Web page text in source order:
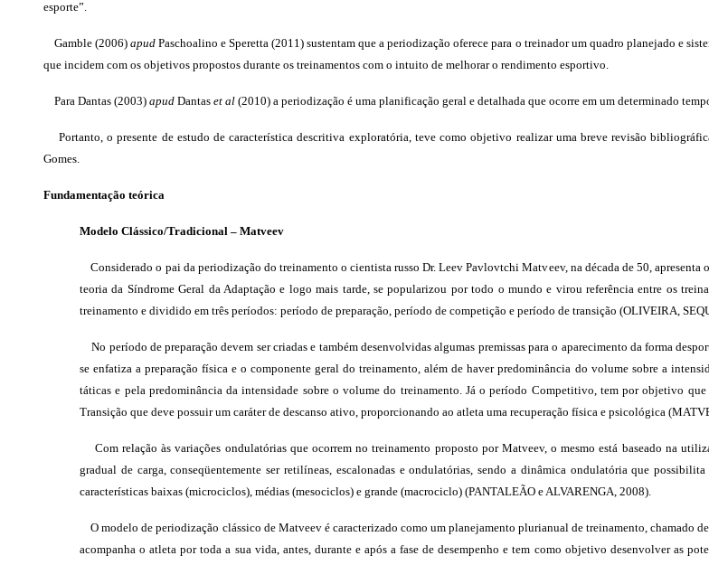
esporte”.
Gamble (2006)apud Paschoalino e Speretta (2011) sustentam que a periodização oferece para o treinador um quadro planejado e
que incidem com os objetivos propostos durante os treinamentos com o intuito de melhorar o rendimento esportivo.
Para Dantas (2003) apud Dantas et al (2010) a periodização é uma planificação geral e detalhada que ocorre em um determinado
Portanto, o presente de estudo de característica descritiva exploratória, teve como objetivo realizar uma breve revisão
Gomes.
Fundamentação teórica
Modelo Clássico/Tradicional – Matveev
Considerado o pai da periodização do treinamento o cientista russo Dr. Leev Pavlovtchi Matveev, na década de 50,
teoria da Síndrome Geral da Adaptação e logo mais tarde, se popularizou por todo o mundo e virou referência entre os
treinamento e dividido em três períodos: período de preparação, período de competição e período de transição (OLIVEIRA,
No período de preparação devem ser criadas e também desenvolvidas algumas premissas para o aparecimento da forma
se enfatiza a preparação física e o componente geral do treinamento, além de haver predominância do volume sobre a
táticas e pela predominância da intensidade sobre o volume do treinamento. Já o período Competitivo, tem por objetivo
Transição que deve possuir um caráter de descanso ativo, proporcionando ao atleta uma recuperação física e psicológica (
Com relação às variações ondulatórias que ocorrem no treinamento proposto por Matveev, o mesmo está baseado na
gradual de carga, conseqüentemente ser retilíneas, escalonadas e ondulatórias, sendo a dinâmica ondulatória que
características baixas (microciclos), médias (mesociclos) e grande (macrociclo) (PANTALEÃO e ALVARENGA, 2008).
O modelo de periodização clássico de Matveev é caracterizado como um planejamento plurianual de treinamento, chamado
acompanha o atleta por toda a sua vida, antes, durante e após a fase de desempenho e tem como objetivo desenvolver as